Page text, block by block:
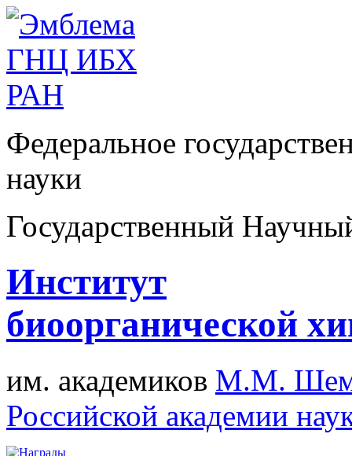
Федеральное
науки
Государственный
Институт
биоорганической
им. академиков М.М.
Российской академии